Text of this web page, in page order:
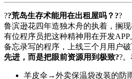
??荒岛生存术能用在出租屋吗？??
鲁滨逊花四年造独木舟的执着，搁
有位程序员把这种精神用在开发
备忘录写的程序，上线三个月用户
先进，而是把眼前资源用到极致??
羊皮伞→外卖保温袋改装的防